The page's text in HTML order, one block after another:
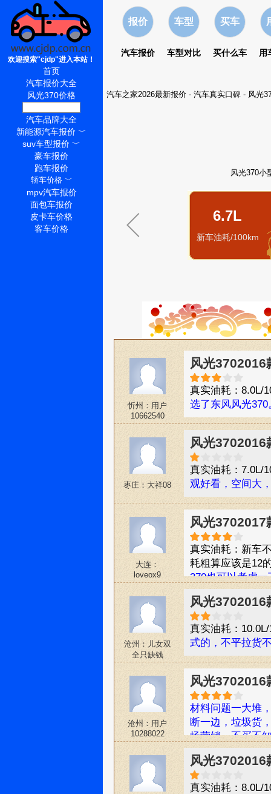
报价
汽车报价
车型
车型对比
买车
买什么车 用
汽车之家2026最新报价- 汽车真实口碑- 风光
风光370小
6.7L
新车油耗/100km
忻州：用户
10662540
风光3702016
真实油耗：8.0L/
选了东风风光
枣庄：大祥08
风光3702016
真实油耗：7.0L/
观好看，空间大
大连：
loveox9
风光3702017
真实油耗：新车
耗粗算应该是12
370也可以考虑
沧州：儿女双
全只缺钱
风光3702016
真实油耗：
式的，不平拉货
沧州：用户
10288022
风光3702016
材料问题一大堆
断一边，垃圾货
场营销，不买不
风光3702016
真实油耗：8.0L/
欢迎搜索"cjdp"进入本站！
首页
汽车报价大全
风光370价格
汽车品牌大全
新能源汽车报价 ﹀
suv车型报价 ﹀
豪车报价
跑车报价
轿车价格﹀
mpv汽车报价
面包车报价
皮卡车价格
客车价格